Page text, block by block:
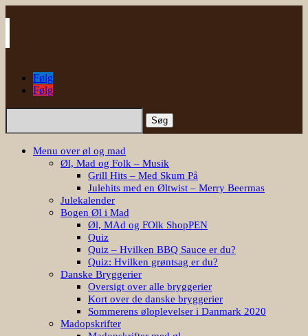
Følg
Følg
Søg
Menu over øl og mad
Øl, Mad og Folk – Musik
Grill Hits – Med Skum På
Julehits med en Øltwist – Merry Beermas
Julekalender
Bogen Øl i Mad
Øl, MAd og FOlk ShopPEN
Quiz
Quiz – Hvilken BBQ Sauce er du?
Quiz: Hvilken grøntsag er du?
Danske Bryggerier
Oversigt over alle bryggerier
Kort over de danske bryggerier
Sommerens øloplevelser i Danmark 2020
Madopskrifter